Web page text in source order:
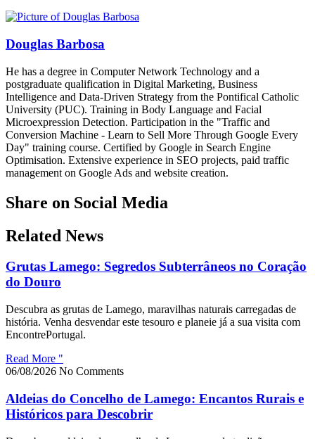
Douglas Barbosa
He has a degree in Computer Network Technology and a
postgraduate qualification in Digital Marketing, Business
Intelligence and Data-Driven Strategy from the Pontifical Catholic
University (PUC). Training in Body Language and Facial
Microexpression Detection. Participation in the "Traffic and
Conversion Machine - Learn to Sell More Through Google Every
Day" training course. Certified by Google in Search Engine
Optimisation. Extensive experience in SEO projects, paid traffic
management on Google Ads and website creation.
Share on Social Media
Related News
Grutas Lamego: Segredos Subterrâneos no Coração
do Douro
Descubra as grutas de Lamego, maravilhas naturais carregadas de
história. Venha desvendar este tesouro e planeie já a sua visita com
EncontrePortugal.
Read More "
06/08/2026 No Comments
Aldeias do Concelho de Lamego: Encantos Rurais e
Históricos para Descobrir